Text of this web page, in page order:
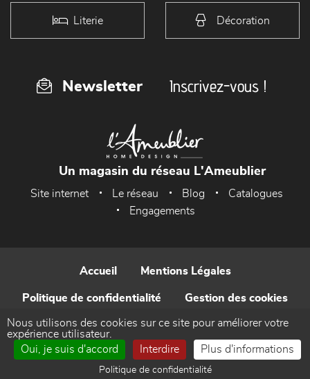
Literie Décoration
Newsletter Inscrivez-vous !
Un magasin du réseau L'Ameublier
Site internet Le réseau Blog
Catalogues
Engagements
Accueil Mentions Légales
Politique de confidentialité Gestion des cookies
Contact
Réalisé par WEB Enseignes
Nous utilisons des cookies sur ce site pour améliorer votre
expérience utilisateur.
Oui, je suis d'accord
Interdire Plus d'informations
Politique de confidentialité